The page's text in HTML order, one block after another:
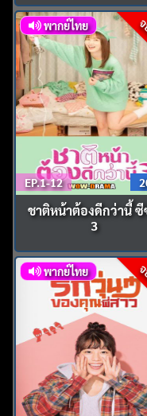
พากย์ไทย
EP.1-12
ชาติหน้าต้องดีกว่านี้
3
พากย์ไทย